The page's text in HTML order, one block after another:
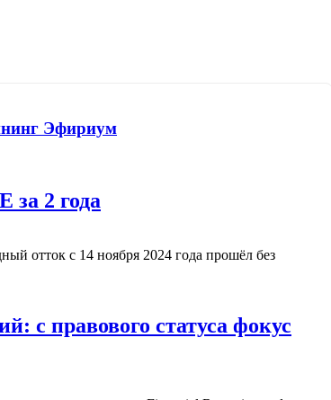
Эфириум
за 2 года
отток с 14 ноября 2024 года прошёл без
с правового статуса фокус